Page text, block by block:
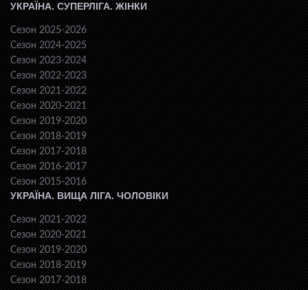
УКРАЇНА. СУПЕРЛІГА. ЖІНКИ
Сезон 2025-2026
Сезон 2024-2025
Сезон 2023-2024
Сезон 2022-2023
Сезон 2021-2022
Сезон 2020-2021
Сезон 2019-2020
Сезон 2018-2019
Сезон 2017-2018
Сезон 2016-2017
Сезон 2015-2016
УКРАЇНА. ВИЩА ЛІГА. ЧОЛОВІКИ
Сезон 2021-2022
Сезон 2020-2021
Сезон 2019-2020
Сезон 2018-2019
Сезон 2017-2018